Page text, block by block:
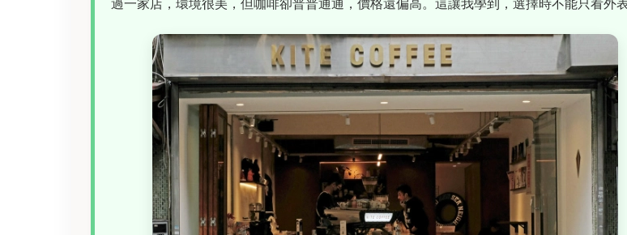
過一家店，環境很美，但咖啡卻普普通通，價格還偏高。這讓我學到，選擇時不能只看外表